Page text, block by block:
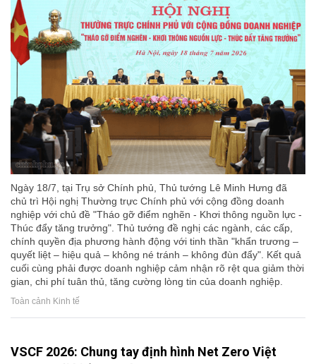
Ngày 18/7, tại Trụ sở Chính phủ, Thủ tướng Lê Minh Hưng đã
chủ trì Hội nghị Thường trực Chính phủ với cộng đồng doanh
nghiệp với chủ đề "Tháo gỡ điểm nghẽn - Khơi thông nguồn lực -
Thúc đẩy tăng trưởng". Thủ tướng đề nghị các ngành, các cấp,
chính quyền địa phương hành động với tinh thần "khẩn trương –
quyết liệt – hiệu quả – không né tránh – không đùn đẩy". Kết quả
cuối cùng phải được doanh nghiệp cảm nhận rõ rệt qua giảm thời
gian, chi phí tuân thủ, tăng cường lòng tin của doanh nghiệp.
Toàn cảnh Kinh tế
VSCF 2026: Chung tay định hình Net Zero Việt